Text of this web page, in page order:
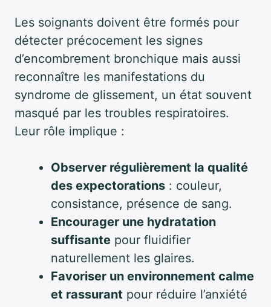
Les soignants doivent être formés pour
détecter précocement les signes
d’encombrement bronchique mais aussi
reconnaître les manifestations du
syndrome de glissement, un état souvent
masqué par les troubles respiratoires.
Leur rôle implique :
Observer régulièrement la qualité
des expectorations : couleur,
consistance, présence de sang.
Encourager une hydratation
suffisante pour fluidifier
naturellement les glaires.
Favoriser un environnement calme
et rassurant pour réduire l’anxiété